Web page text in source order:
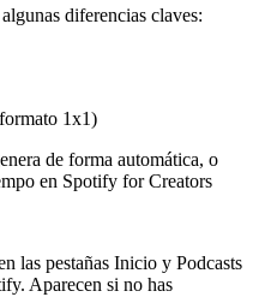
diferencias claves:
1x1)
de forma automática, o
en Spotify for Creators
las pestañas Inicio y Podcasts
Aparecen si no has